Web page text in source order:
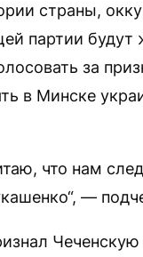
страны,
партии будут
за
в Минске
что нам
—